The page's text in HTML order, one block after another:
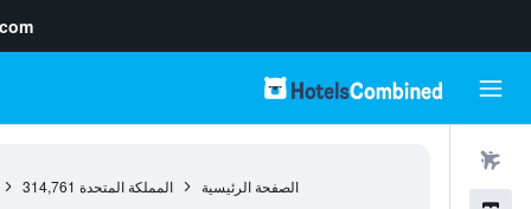
الصفحة الرئيسية المملكة المتحدة 314,761